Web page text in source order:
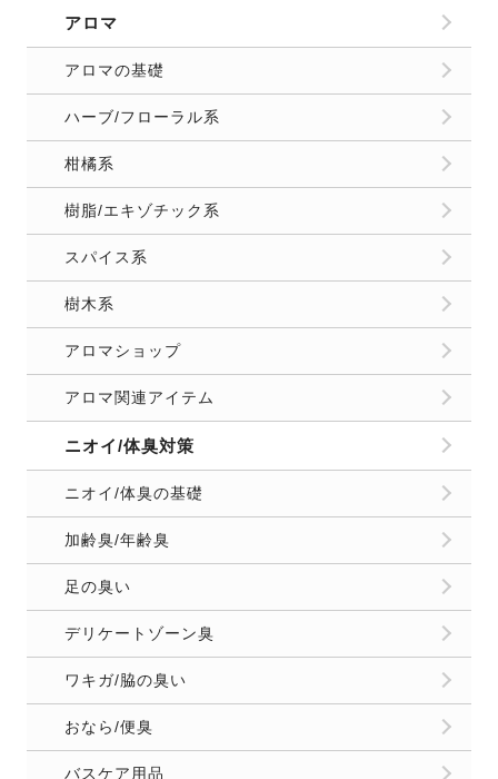
アロマ
アロマの基礎
ハーブ/フローラル系
柑橘系
樹脂/エキゾチック系
スパイス系
樹木系
アロマショップ
アロマ関連アイテム
ニオイ/体臭対策
ニオイ/体臭の基礎
加齢臭/年齢臭
足の臭い
デリケートゾーン臭
ワキガ/脇の臭い
おなら/便臭
バスケア用品